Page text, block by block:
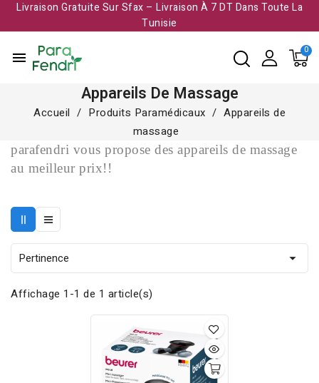
Livraison Gratuite Sur Sfax – Livraison À 7 DT Dans Toute La
Tunisie​
menu
Appareils De Massage
Accueil Produits Paramédicaux
Appareils de
massage
parafendri vous propose des appareils de massage
au meilleur prix!!
Pertinence 
Affichage 1-1 de 1 article(s)